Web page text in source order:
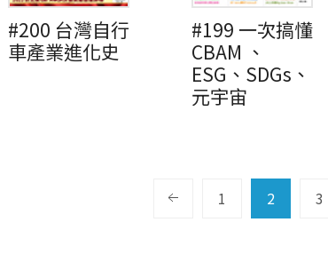
#200 台灣自行
車產業進化史
#199 一次搞懂
CBAM 、
ESG、SDGs、
元宇宙
1 2 3